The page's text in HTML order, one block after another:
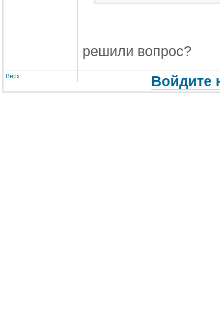
решили вопрос?
Верх Войдите